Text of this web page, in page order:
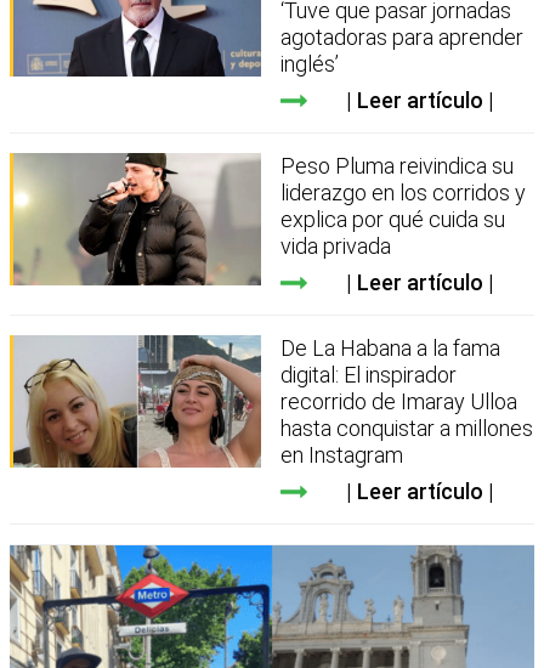
‘Tuve que pasar jornadas
agotadoras para aprender
inglés’
Leer artículo
Peso Pluma reivindica su
liderazgo en los corridos y
explica por qué cuida su
vida privada
Leer artículo
De La Habana a la fama
digital: El inspirador
recorrido de Imaray Ulloa
hasta conquistar a millones
en Instagram
Leer artículo